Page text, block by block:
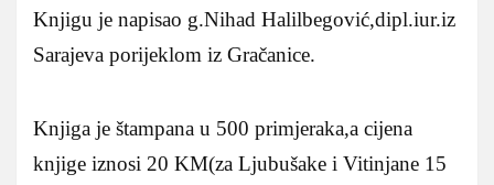
Knjigu je napisao g.Nihad Halilbegović,dipl.iur.iz
Sarajeva porijeklom iz Gračanice.
Knjiga je štampana u 500 primjeraka,a cijena
knjige iznosi 20 KM(za Ljubušake i Vitinjane 15